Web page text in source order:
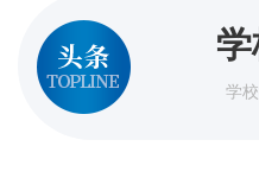
用
作
判新
创业
推进
量充
委举
学习
和
学